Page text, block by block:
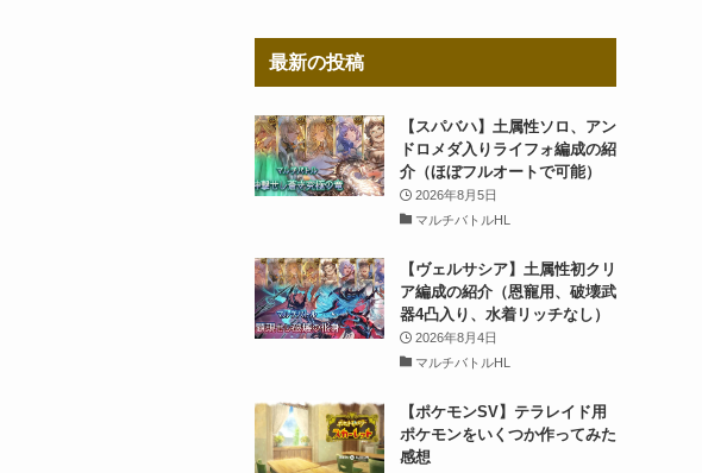
最新の投稿
【スパバハ】土属性ソロ、アン
ドロメダ入りライフォ編成の紹
介（ほぼフルオートで可能）
2026年8月5日
マルチバトルHL
【ヴェルサシア】土属性初クリ
ア編成の紹介（恩寵用、破壊武
器4凸入り、水着リッチなし）
2026年8月4日
マルチバトルHL
【ポケモンSV】テラレイド用
ポケモンをいくつか作ってみた
感想